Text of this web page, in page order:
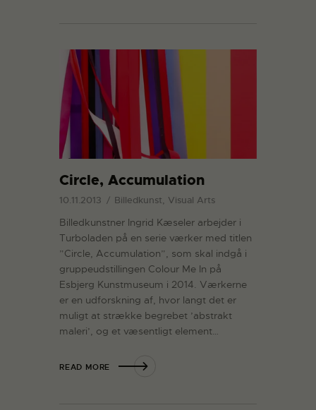
Circle, Accumulation
10.11.2013 Billedkunst, Visual Arts
Billedkunstner Ingrid Kæseler arbejder i
Turboladen på en serie værker med titlen
”Circle, Accumulation”, som skal indgå i
gruppeudstillingen Colour Me In på
Esbjerg Kunstmuseum i 2014. Værkerne
er en udforskning af, hvor langt det er
muligt at strække begrebet ’abstrakt
maleri’, og et væsentligt element…
READ MORE